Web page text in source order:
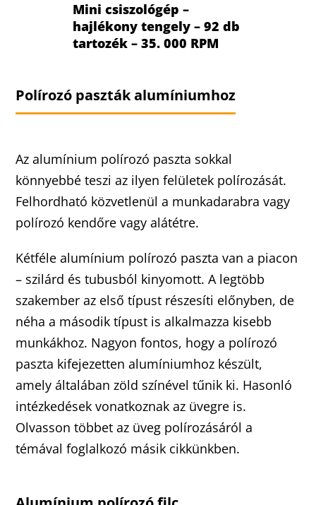
Mini csiszológép –
hajlékony tengely – 92 db
tartozék – 35. 000 RPM
Polírozó paszták alumíniumhoz
Az alumínium polírozó paszta sokkal
könnyebbé teszi az ilyen felületek polírozását.
Felhordható közvetlenül a munkadarabra vagy
polírozó kendőre vagy alátétre.
Kétféle alumínium polírozó paszta van a piacon
– szilárd és tubusból kinyomott. A legtöbb
szakember az első típust részesíti előnyben, de
néha a második típust is alkalmazza kisebb
munkákhoz. Nagyon fontos, hogy a polírozó
paszta kifejezetten alumíniumhoz készült,
amely általában zöld színével tűnik ki. Hasonló
intézkedések vonatkoznak az üvegre is.
Olvasson többet az üveg polírozásáról a
témával foglalkozó másik cikkünkben.